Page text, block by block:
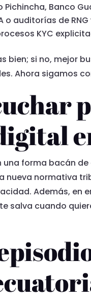
Banco
o auditorías de
KYC
bien; si no, mejor
Ahora sigamos
forma bacán
nueva normativa
Además, en
salva cuando